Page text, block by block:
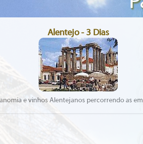
Alentejo - 3 Dias
e vinhos Alentejanos percorrendo as